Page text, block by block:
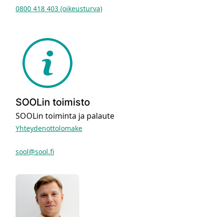
0800 418 403 (oikeusturva)
SOOLin toimisto
SOOLin toiminta ja palaute
Yhteydenottolomake
sool@sool.fi